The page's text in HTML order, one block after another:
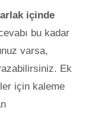
içinde
bu kadar
varsa,
Ek
için kaleme